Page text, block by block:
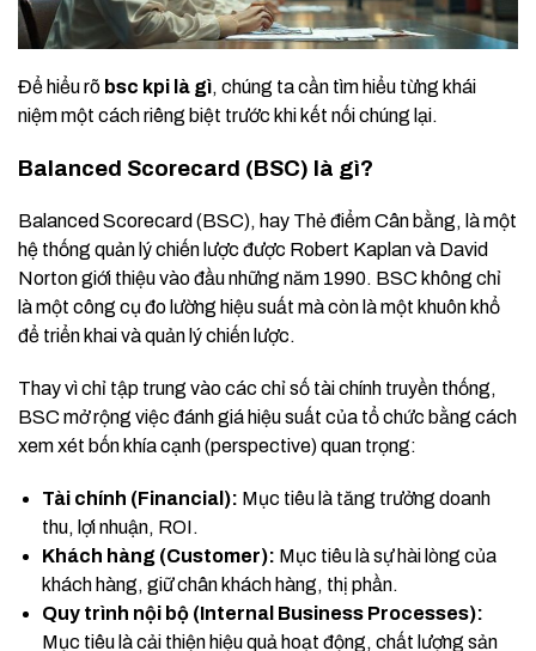
Để hiểu rõ bsc kpi là gì, chúng ta cần tìm hiểu từng khái
niệm một cách riêng biệt trước khi kết nối chúng lại.
Balanced Scorecard (BSC) là gì?
Balanced Scorecard (BSC), hay Thẻ điểm Cân bằng, là một
hệ thống quản lý chiến lược được Robert Kaplan và David
Norton giới thiệu vào đầu những năm 1990. BSC không chỉ
là một công cụ đo lường hiệu suất mà còn là một khuôn khổ
để triển khai và quản lý chiến lược.
Thay vì chỉ tập trung vào các chỉ số tài chính truyền thống,
BSC mở rộng việc đánh giá hiệu suất của tổ chức bằng cách
xem xét bốn khía cạnh (perspective) quan trọng:
Tài chính (Financial): Mục tiêu là tăng trưởng doanh
thu, lợi nhuận, ROI.
Khách hàng (Customer): Mục tiêu là sự hài lòng của
khách hàng, giữ chân khách hàng, thị phần.
Quy trình nội bộ (Internal Business Processes):
Mục tiêu là cải thiện hiệu quả hoạt động, chất lượng sản